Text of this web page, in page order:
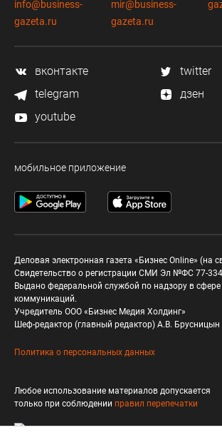
info@business-
gazeta.ru
mir@business-
gazeta.ru
вконтакте
twitter
telegram
дзен
youtube
мобильное приложение
Деловая электронная газета «Бизнес Online» (на
Свидетельство о регистрации СМИ Эл №ФС 77-
Выдано федеральной службой по надзору в
коммуникаций.
Учредитель ООО «Бизнес Медия Холдинг»
Шеф-редактор (главный редактор) А.В. Брусницын
Политика о персональных данных
Любое использование материалов допускается
только при соблюдении правил перепечатки